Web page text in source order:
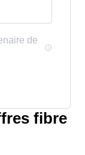
fibre